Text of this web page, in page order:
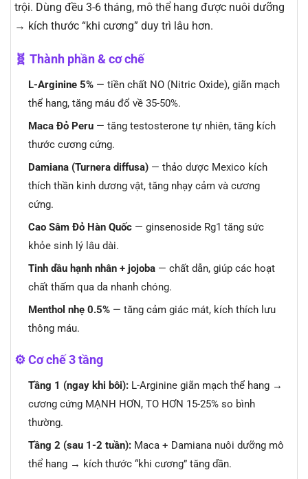
trội. Dùng đều 3-6 tháng, mô thể hang được nuôi dưỡng
→ kích thước “khi cương” duy trì lâu hơn.
🧬 Thành phần & cơ chế
L-Arginine 5%— tiền chất NO (Nitric Oxide), giãn mạch
thể hang, tăng máu đổ về 35-50%.
Maca Đỏ Peru— tăng testosterone tự nhiên, tăng kích
thước cương cứng.
Damiana (Turnera diffusa)— thảo dược Mexico kích
thích thần kinh dương vật, tăng nhạy cảm và cương
cứng.
Cao Sâm Đỏ Hàn Quốc— ginsenoside Rg1 tăng sức
khỏe sinh lý lâu dài.
Tinh dầu hạnh nhân + jojoba— chất dẫn, giúp các hoạt
chất thấm qua da nhanh chóng.
Menthol nhẹ 0.5%— tăng cảm giác mát, kích thích lưu
thông máu.
⚙️ Cơ chế 3 tầng
Tầng 1 (ngay khi bôi):L-Arginine giãn mạch thể hang →
cương cứng MẠNH HƠN, TO HƠN 15-25% so bình
thường.
Tầng 2 (sau 1-2 tuần):Maca + Damiana nuôi dưỡng mô
thể hang → kích thước “khi cương” tăng dần.